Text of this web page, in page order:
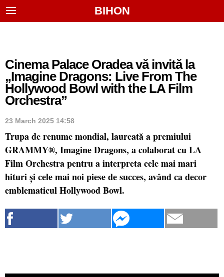
BIHON
Cinema Palace Oradea vă invită la
„Imagine Dragons: Live From The
Hollywood Bowl with the LA Film
Orchestra”
23 March 2025 14:58
Trupa de renume mondial, laureată a premiului
GRAMMY®, Imagine Dragons, a colaborat cu LA
Film Orchestra pentru a interpreta cele mai mari
hituri și cele mai noi piese de succes, având ca decor
emblematicul Hollywood Bowl.